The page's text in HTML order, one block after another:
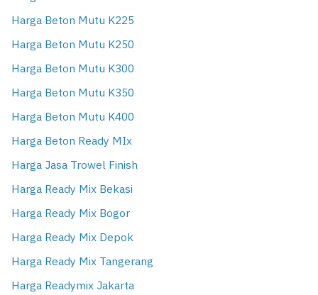
Harga Beton Mutu K225
Harga Beton Mutu K250
Harga Beton Mutu K300
Harga Beton Mutu K350
Harga Beton Mutu K400
Harga Beton Ready MIx
Harga Jasa Trowel Finish
Harga Ready Mix Bekasi
Harga Ready Mix Bogor
Harga Ready Mix Depok
Harga Ready Mix Tangerang
Harga Readymix Jakarta